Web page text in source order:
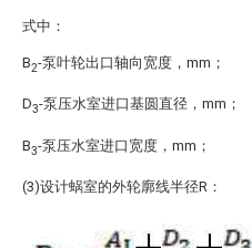
式中：
B2-泵叶轮出口轴向宽度，mm；
D3-泵压水室进口基圆直径，mm；
B3-泵压水室进口宽度，mm；
(3)设计蜗室的外轮廓线半径R：